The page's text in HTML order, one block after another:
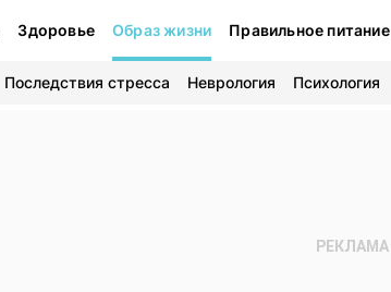
Здоровье Образ жизни Правильное питание
Последствия стресса Неврология Психология